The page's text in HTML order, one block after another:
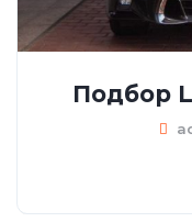
Подбор